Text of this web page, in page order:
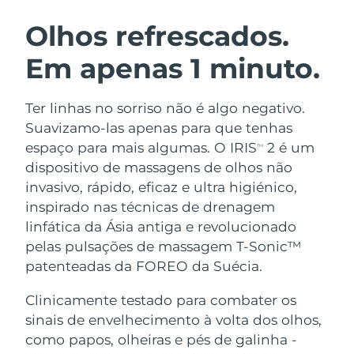
Olhos refrescados.
Em apenas 1 minuto.
Ter linhas no sorriso não é algo negativo.
Suavizamo-las apenas para que tenhas
espaço para mais algumas. O IRISTM
2 é um
dispositivo de massagens de olhos não
invasivo, rápido, eficaz e ultra higiénico,
inspirado nas técnicas de drenagem
linfática da Ásia antiga e revolucionado
pelas pulsações de massagem T-Sonic™
patenteadas da FOREO da Suécia.
Clinicamente testado para combater os
sinais de envelhecimento à volta dos olhos,
como papos, olheiras e pés de galinha -
LUNA™ 4 kit
Anti-aging massage
LUNA™ 4 Plus
Massage, LED heating
For men, anti-aging massage
BEAR™ 2 kit
Microcurrent toning
BEAR™ 2 go
Microcurrent toning on-the-go
Microcurrent line smoothing device
Hidratação
UFO™ 3 kit
Deep facial hydration
UFO™ 3 LED
Near-infrared and red light therapy
device
Cuidado oral
issa™ 4
Hybrid silicone sonic toothbrush
issa™ 4 plus
Smart hybrid silicone sonic toothbrush
TRATAMENTO ANTIENVELHECIMENTO
FAQ™
Antienvelhecimento Tratamentos LED
Áustria Entrega prevista
Barein Entrega prevista8/12/26
Bélgica
Bermudas Entrega prevista8/17/26
Bósnia e
Herzegovina
Entrega prevista8/14/26
Brunei Entrega prevista8/16/26
Bulgária Entrega prevista
Canadá Entrega prevista8/15/26
Chile Entrega prevista 8/15/26